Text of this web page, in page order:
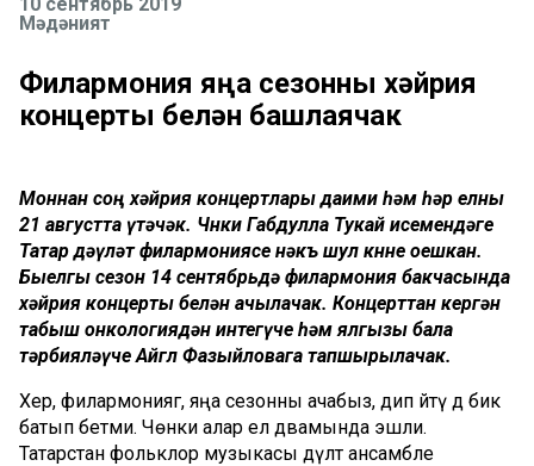
Мәдәният
Филармония яңа сезонны хәйрия
концерты белән башлаячак
Моннан соң хәйрия концертлары даими һәм һәр елны
21 августта үтәчәк. Чөнки Габдулла Тукай исемендәге
Татар дәүләт филармониясе нәкъ шул көнне оешкан.
Быелгы сезон 14 сентябрьдә филармония бакчасында
хәйрия концерты белән ачылачак. Концерттан кергән
табыш онкологиядән интегүче һәм ялгызы бала
тәрбияләүче Айгөл Фазыйловага тапшырылачак.
Хәер, филармониягә, яңа сезонны ачабыз, дип әйтү дә бик
батып бетми. Чөнки алар ел дәвамында эшли.
Татарстан фольклор музыкасы дәүләт ансамбле